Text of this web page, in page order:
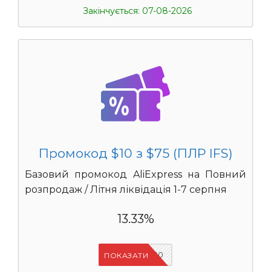
Закінчується: 07-08-2026
Промокод $10 з $75 (ПЛР IFS)
Базовий промокод AliExpress на Повний
розпродаж / Літня ліквідація 1-7 серпня
13.33%
IFSCDUA10
ПОКАЗАТИ